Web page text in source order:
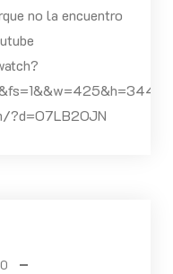
no la encuentro
?d=O7LB2OJN